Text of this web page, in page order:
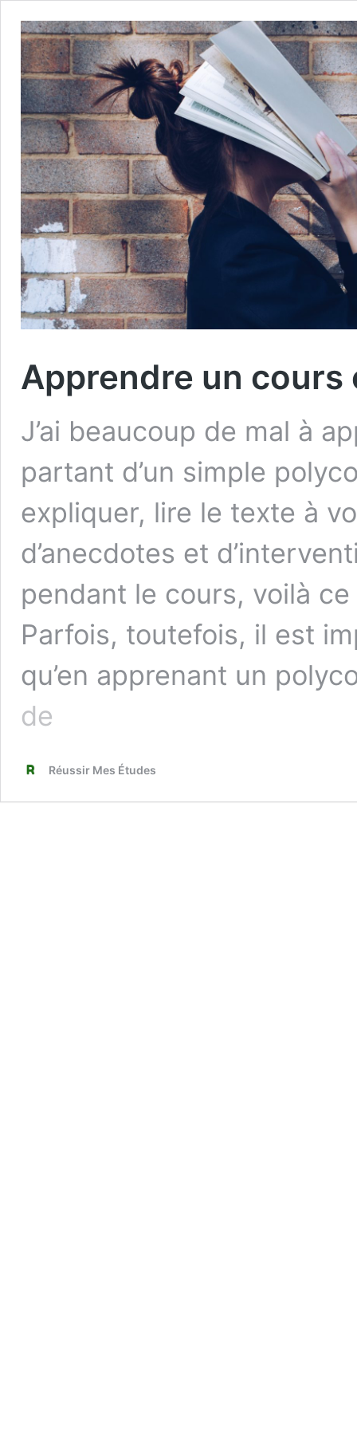
Apprendre un cours
J’ai beaucoup de mal à
partant d’un simple
expliquer, lire le texte à
d’anecdotes et
pendant le cours, voilà ce
Parfois, toutefois, il est
qu’en apprenant un
de
Réussir Mes Études